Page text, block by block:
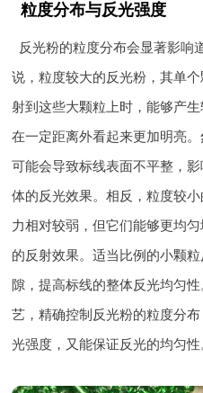
粒度分布与反光强度
反光粉的粒度分布会显著影响
说，粒度较大的反光粉，其单
射到这些大颗粒上时，能够产
在一定距离外看起来更加明亮
可能会导致标线表面不平整，
体的反光效果。相反，粒度较
力相对较弱，但它们能够更均
的反射效果。适当比例的小颗
隙，提高标线的整体反光均匀
艺，精确控制反光粉的粒度分
光强度，又能保证反光的均匀性